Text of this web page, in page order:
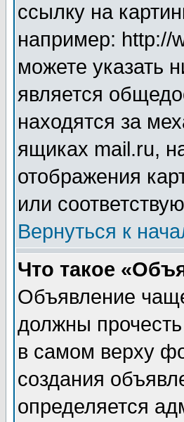
ссылку на
например: http://
можете указать
является
находятся за
ящиках mail.ru,
отображения
или
Вернуться к
Что такое
Объявление
должны
в самом верху
создания
определяется